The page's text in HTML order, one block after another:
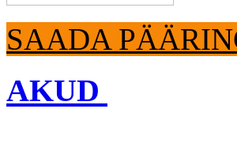
SAADA
AKUD